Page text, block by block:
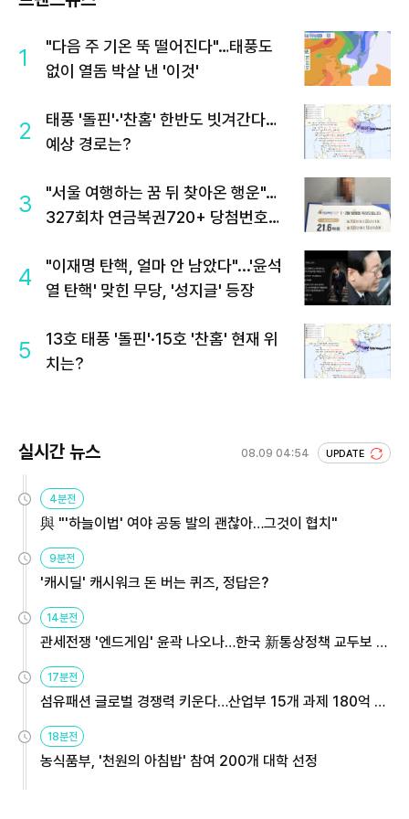
1
"다음 주 기온 뚝 떨어진다"…태풍도
없이 열돔 박살 낸 '이것'
2
태풍 '돌핀'·'찬홈' 한반도 빗겨간다…
예상 경로는?
3
"서울 여행하는 꿈 뒤 찾아온 행운"…
327회차 연금복권720+ 당첨번호조
4
"이재명 탄핵, 얼마 안 남았다"...'윤석
열 탄핵' 맞힌 무당, '성지글' 등장
5
13호 태풍 '돌핀'·15호 '찬홈' 현재 위
치는?
실시간 뉴스 08.09 04:54 UPDATE
4분전
與 "'하늘이법' 여야 공동 발의 괜찮아…그것이 협치"
9분전
'캐시딜' 캐시워크 돈 버는 퀴즈, 정답은?
14분전
관세전쟁 '엔드게임' 윤곽 나오나…한국 新통상정책 교두보 활
17분전
섬유패션 글로벌 경쟁력 키운다…산업부 15개 과제 180억 지
18분전
농식품부, '천원의 아침밥' 참여 200개 대학 선정